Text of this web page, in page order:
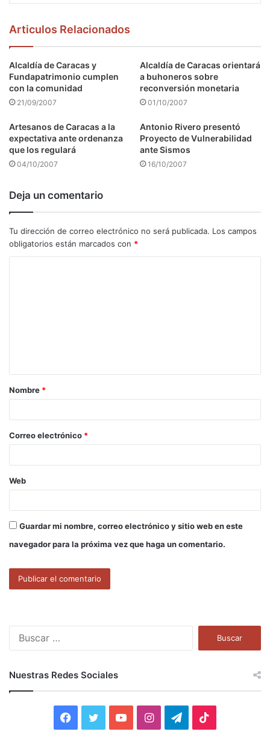
Articulos Relacionados
Alcaldía de Caracas y
Fundapatrimonio cumplen
con la comunidad
21/09/2007
Alcaldía de Caracas orientará
a buhoneros sobre
reconversión monetaria
01/10/2007
Artesanos de Caracas a la
expectativa ante ordenanza
que los regulará
04/10/2007
Antonio Rivero presentó
Proyecto de Vulnerabilidad
ante Sismos
16/10/2007
Deja un comentario
Tu dirección de correo electrónico no será publicada. Los campos
obligatorios están marcados con *
a
r
*
Nombre *
Correo electrónico *
Web
Guardar mi nombre, correo electrónico y sitio web en este
navegador para la próxima vez que haga un comentario.
:
Nuestras Redes Sociales
I